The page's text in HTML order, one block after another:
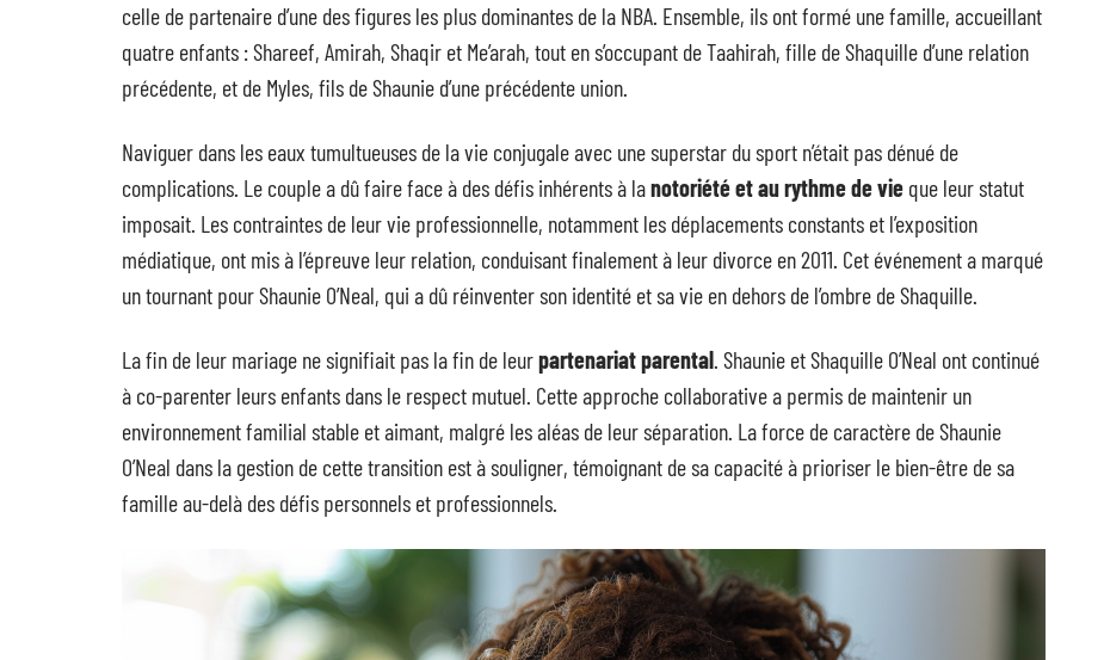
celle de partenaire d’une des figures les plus dominantes de la NBA. Ensemble, ils ont formé une famille, accueillant
quatre enfants : Shareef, Amirah, Shaqir et Me’arah, tout en s’occupant de Taahirah, fille de Shaquille d’une relation
précédente, et de Myles, fils de Shaunie d’une précédente union.
Naviguer dans les eaux tumultueuses de la vie conjugale avec une superstar du sport n’était pas dénué de
complications. Le couple a dû faire face à des défis inhérents à lanotoriété et au rythme de vie que leur statut
imposait. Les contraintes de leur vie professionnelle, notamment les déplacements constants et l’exposition
médiatique, ont mis à l’épreuve leur relation, conduisant finalement à leur divorce en 2011. Cet événement a marqué
un tournant pour Shaunie O’Neal, qui a dû réinventer son identité et sa vie en dehors de l’ombre de Shaquille.
La fin de leur mariage ne signifiait pas la fin de leurpartenariat parental. Shaunie et Shaquille O’Neal ont continué
à co-parenter leurs enfants dans le respect mutuel. Cette approche collaborative a permis de maintenir un
environnement familial stable et aimant, malgré les aléas de leur séparation. La force de caractère de Shaunie
O’Neal dans la gestion de cette transition est à souligner, témoignant de sa capacité à prioriser le bien-être de sa
famille au-delà des défis personnels et professionnels.